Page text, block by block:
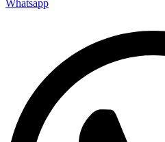
Whatsapp